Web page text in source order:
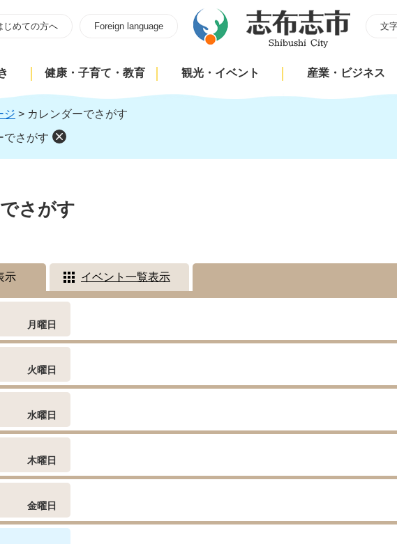
じめての方へ Foreign language 文
健康・子育て・教育 観光・イベント 産業・ビジネス
ジ > カレンダーでさがす
でさがす
さがす
示 イベント一覧表示
月曜日
火曜日
水曜日
木曜日
金曜日